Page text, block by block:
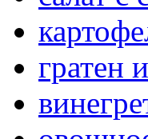
гратен